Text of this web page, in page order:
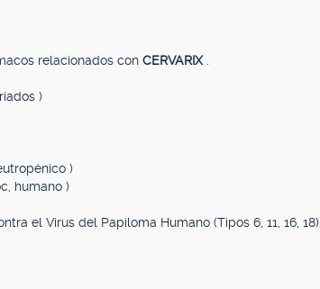
relacionados con CERVARIX
)
)
humano )
el Virus del Papiloma Humano (Tipos 6, 11, 16, 18),